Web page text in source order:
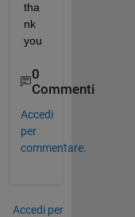
tha
nk
you
0
Commenti
Accedi
per
commentare.
Accedi per